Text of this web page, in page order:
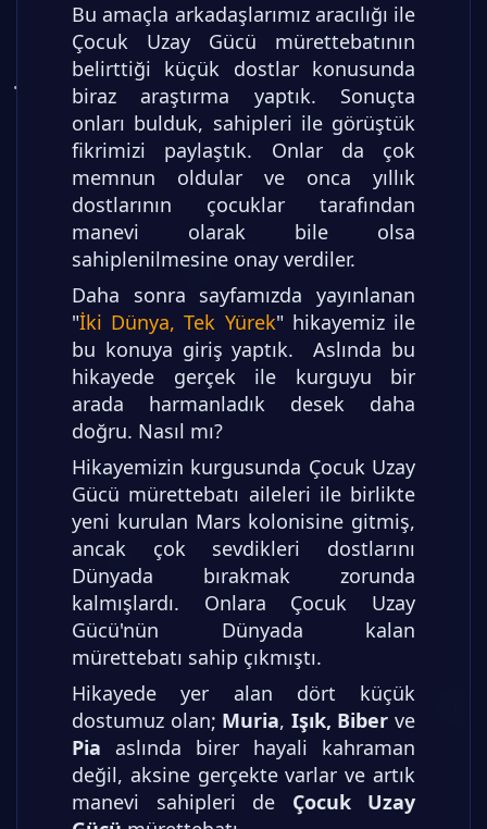
Bu amaçla arkadaşlarımız aracılığı ile
Çocuk Uzay Gücü mürettebatının
belirttiği küçük dostlar konusunda
biraz araştırma yaptık. Sonuçta
onları bulduk, sahipleri ile görüştük
fikrimizi paylaştık. Onlar da çok
memnun oldular ve onca yıllık
dostlarının çocuklar tarafından
manevi olarak bile olsa
sahiplenilmesine onay verdiler.
Daha sonra sayfamızda yayınlanan
"İki Dünya, Tek Yürek" hikayemiz ile
bu konuya giriş yaptık. Aslında bu
hikayede gerçek ile kurguyu bir
arada harmanladık desek daha
doğru. Nasıl mı?
Hikayemizin kurgusunda Çocuk Uzay
Gücü mürettebatı aileleri ile birlikte
yeni kurulan Mars kolonisine gitmiş,
ancak çok sevdikleri dostlarını
Dünyada bırakmak zorunda
kalmışlardı. Onlara Çocuk Uzay
Gücü'nün Dünyada kalan
mürettebatı sahip çıkmıştı.
Hikayede yer alan dört küçük
dostumuz olan; Muria, Işık, Biber ve
Pia aslında birer hayali kahraman
değil, aksine gerçekte varlar ve artık
manevi sahipleri de Çocuk Uzay